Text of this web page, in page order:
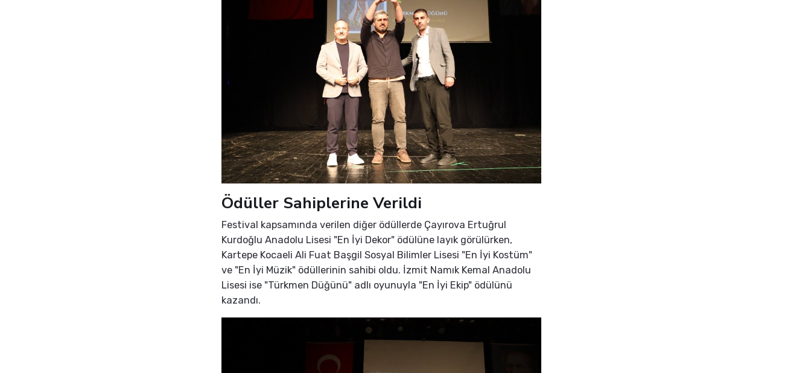
Ödüller Sahiplerine Verildi
Festival kapsamında verilen diğer ödüllerde Çayırova Ertuğrul
Kurdoğlu Anadolu Lisesi "En İyi Dekor" ödülüne layık görülürken,
Kartepe Kocaeli Ali Fuat Başgil Sosyal Bilimler Lisesi "En İyi Kostüm"
ve "En İyi Müzik" ödüllerinin sahibi oldu. İzmit Namık Kemal Anadolu
Lisesi ise "Türkmen Düğünü" adlı oyunuyla "En İyi Ekip" ödülünü
kazandı.